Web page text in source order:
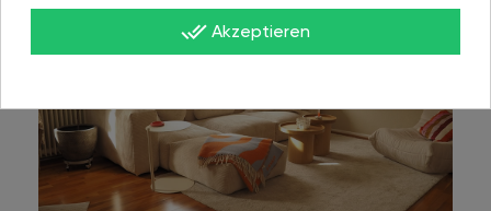
done_all Akzeptieren